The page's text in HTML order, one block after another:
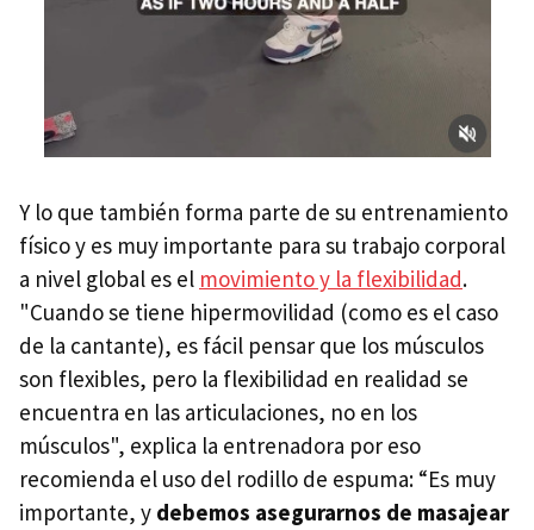
Y lo que también forma parte de su entrenamiento
físico y es muy importante para su trabajo corporal
a nivel global es el movimiento y la flexibilidad.
"Cuando se tiene hipermovilidad (como es el caso
de la cantante), es fácil pensar que los músculos
son flexibles, pero la flexibilidad en realidad se
encuentra en las articulaciones, no en los
músculos", explica la entrenadora por eso
recomienda el uso del rodillo de espuma: “Es muy
importante, y debemos asegurarnos de masajear